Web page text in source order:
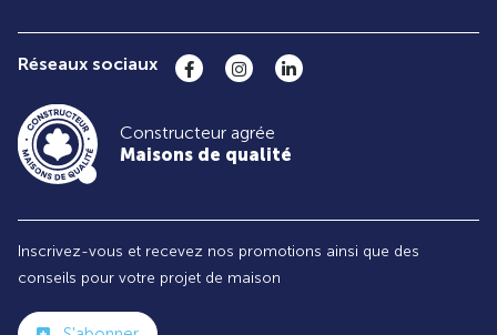
Réseaux sociaux
Constructeur agrée
Maisons de qualité
Inscrivez-vous et recevez nos promotions ainsi que des
conseils pour votre projet de maison